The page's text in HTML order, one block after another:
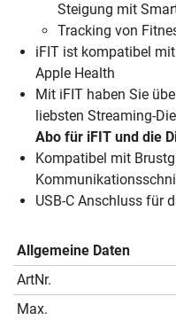
Steigung mit
Tracking von
iFIT ist kompatibel
Apple Health
Mit iFIT haben Sie
liebsten Streaming-
Abo für iFIT und die
Kompatibel mit
USB-C Anschluss für
Allgemeine Daten
ArtNr.
Max.